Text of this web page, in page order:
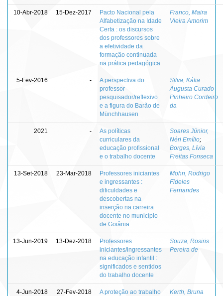
10-Abr-2018 15-Dez-2017
Pacto Nacional pela
Alfabetização na Idade
Certa : os discursos
dos professores sobre
a efetividade da
formação continuada
na prática pedagógica
Franco, Maira
Vieira Amorim
5-Fev-2016 -
A perspectiva do
professor
pesquisador/reflexivo
e a figura do Barão de
Münchhausen
Silva, Kátia
Augusta Curado
Pinheiro Cordeiro
da
2021 -
As políticas
curriculares da
educação profissional
e o trabalho docente
Soares Júnior,
Néri Emílio;
Borges, Lívia
Freitas Fonseca
13-Set-2018 23-Mar-2018
Professores iniciantes
e ingressantes :
dificuldades e
descobertas na
inserção na carreira
docente no município
de Goiânia
Mohn, Rodrigo
Fideles
Fernandes
13-Jun-2019 13-Dez-2018
Professores
iniciantes/ingressantes
na educação infantil :
significados e sentidos
do trabalho docente
Souza, Rosiris
Pereira de
4-Jun-2018 27-Fev-2018
A proteção ao trabalho
Kerth, Bruna